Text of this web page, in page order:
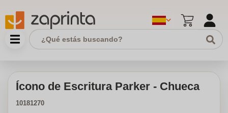
Ícono de Escritura Parker - Chueca
10181270